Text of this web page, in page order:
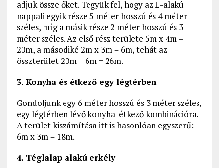
adjuk össze őket. Tegyük fel, hogy az L-alakú
nappali egyik része 5 méter hosszú és 4 méter
széles, míg a másik része 2 méter hosszú és 3
méter széles. Az első rész területe 5m x 4m =
20m, a másodiké 2m x 3m = 6m, tehát az
összterület 20m + 6m = 26m.
3. Konyha és étkező egy légtérben
Gondoljunk egy 6 méter hosszú és 3 méter széles,
egy légtérben lévő konyha-étkező kombinációra.
A terület kiszámítása itt is hasonlóan egyszerű:
6m x 3m = 18m.
4. Téglalap alakú erkély